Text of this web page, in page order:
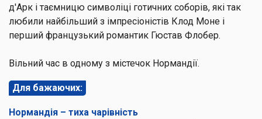
д'Арк і таємницю символіці готичних соборів, які так
любили найбільший з імпресіоністів Клод Моне і
перший французький романтик Гюстав Флобер.
Вільний час в одному з містечок Нормандії.
Для бажаючих:
Нормандія – тиха чарівність